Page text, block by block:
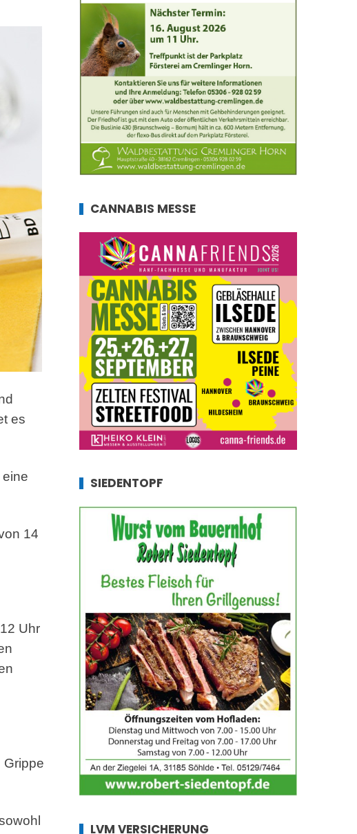
es
14
Uhr
Grippe
CANNABIS MESSE
SIEDENTOPF
LVM VERSICHERUNG